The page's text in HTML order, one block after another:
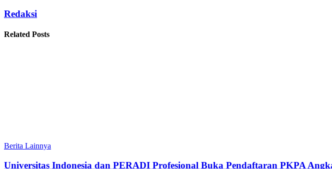
Redaksi
Related Posts
Berita Lainnya
Universitas Indonesia dan PERADI Profesional Buka Pendaftaran PKPA